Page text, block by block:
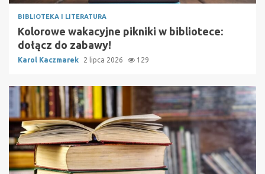
BIBLIOTEKA I LITERATURA
Kolorowe wakacyjne pikniki w bibliotece:
dołącz do zabawy!
Karol Kaczmarek 2 lipca 2026 129